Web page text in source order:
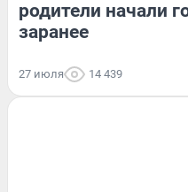
родители начали
заранее
27 июля 14 439